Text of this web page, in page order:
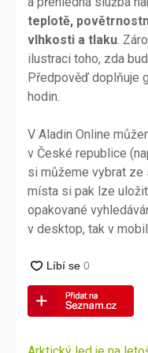
teplotě,
vlhkosti a tlaku .
ilustraci toho, zda
Předpověď doplňuje
hodin.
V Aladin Online
v České republice
si můžeme vybrat ze
místa si pak lze
opakované
v desktop, tak v